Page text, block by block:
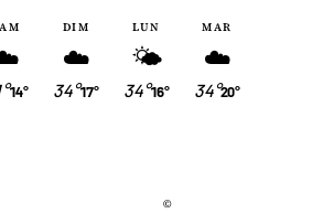
14°
DIM
☁️
34°17°
LUN
🌤
34°16°
MAR
☁️
34°20°
©